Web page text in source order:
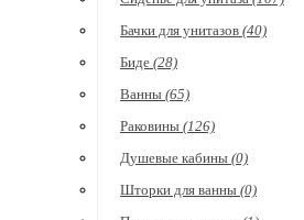
Бачки для унитазов (40)
Биде (28)
Ванны (65)
Раковины (126)
Душевые кабины (0)
Шторки для ванны (0)